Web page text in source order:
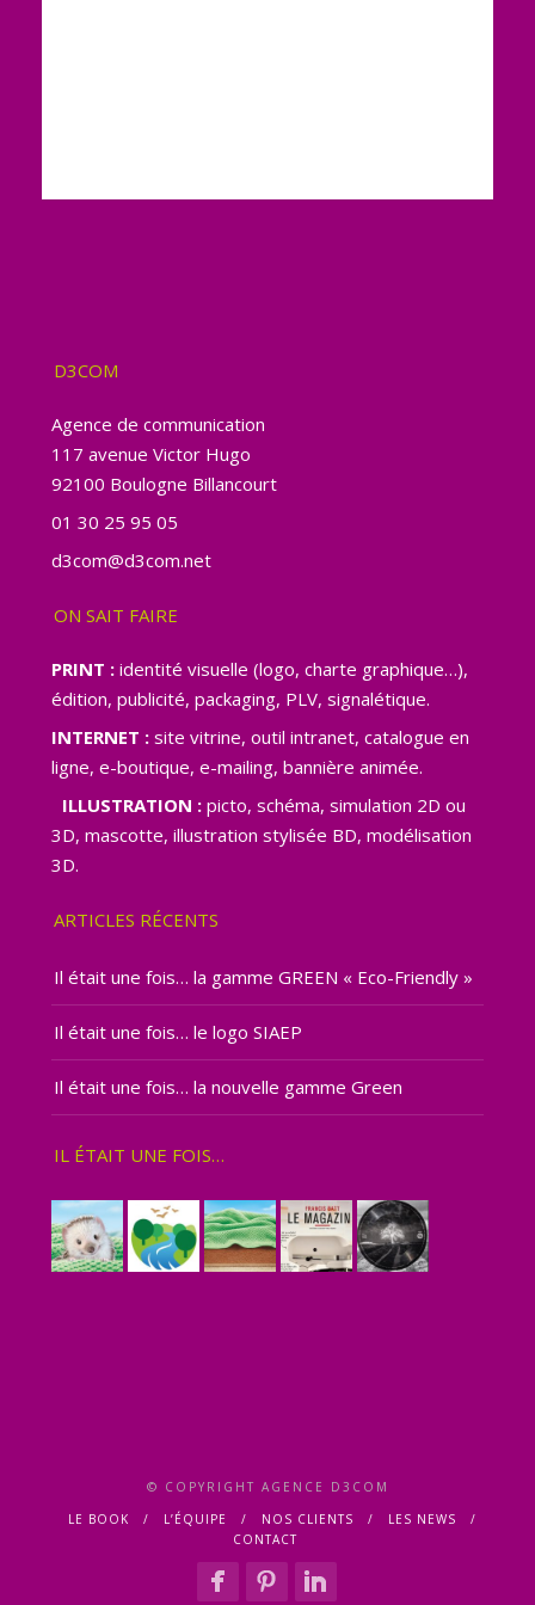
D3COM
Agence de communication
117 avenue Victor Hugo
92100 Boulogne Billancourt
01 30 25 95 05
d3com@d3com.net
ON SAIT FAIRE
PRINT :identité visuelle (logo, charte graphique…),
édition, publicité, packaging, PLV, signalétique.
INTERNET :site vitrine, outil intranet, catalogue en
ligne, e-boutique, e-mailing, bannière animée.
ILLUSTRATION :picto, schéma, simulation 2D ou
3D, mascotte, illustration stylisée BD, modélisation
3D.
ARTICLES RÉCENTS
Il était une fois… la gamme GREEN « Eco-Friendly »
Il était une fois… le logo SIAEP
Il était une fois… la nouvelle gamme Green
IL ÉTAIT UNE FOIS…
© COPYRIGHT AGENCE D3COM
LE BOOK
L’ÉQUIPE NOS CLIENTS
LES NEWS
CONTACT